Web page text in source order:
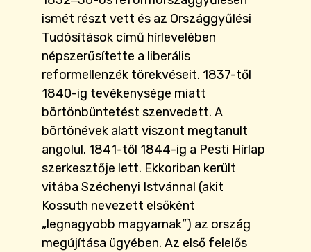
ismét részt vett és az Országgyűlési
Tudósítások című hírlevelében
népszerűsítette a liberális
reformellenzék törekvéseit. 1837-től
1840-ig tevékenysége miatt
börtönbüntetést szenvedett. A
börtönévek alatt viszont megtanult
angolul. 1841-től 1844-ig a Pesti Hírlap
szerkesztője lett. Ekkoriban került
vitába Széchenyi Istvánnal (akit
Kossuth nevezett elsőként
„legnagyobb magyarnak”) az ország
megújítása ügyében. Az első felelős